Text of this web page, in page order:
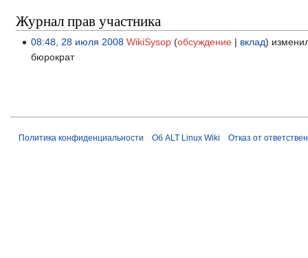
Журнал прав участника
08:48, 28 июля 2008 WikiSysop обсуждение вклад
бюрократ
Политика конфиденциальности Об ALT Linux Wiki Отказ от